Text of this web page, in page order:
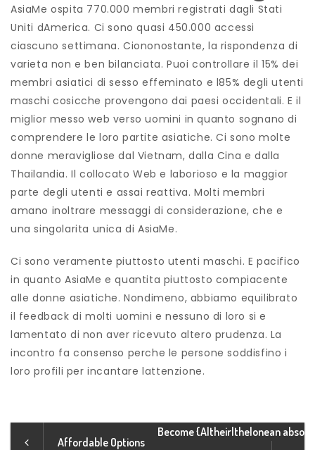
AsiaMe ospita 770.000 membri registrati dagli Stati
Uniti dAmerica. Ci sono quasi 450.000 accessi
ciascuno settimana. Ciononostante, la rispondenza di
varieta non e ben bilanciata. Puoi controllare il 15% dei
membri asiatici di sesso effeminato e l85% degli utenti
maschi cosicche provengono dai paesi occidentali. E il
miglior messo web verso uomini in quanto sognano di
comprendere le loro partite asiatiche. Ci sono molte
donne meravigliose dal Vietnam, dalla Cina e dalla
Thailandia. Il collocato Web e laborioso e la maggior
parte degli utenti e assai reattiva. Molti membri
amano inoltrare messaggi di considerazione, che e
una singolarita unica di AsiaMe.
Ci sono veramente piuttosto utenti maschi. E pacifico
in quanto AsiaMe e quantita piuttosto compiacente
alle donne asiatiche. Nondimeno, abbiamo equilibrato
il feedback di molti uomini e nessuno di loro si e
lamentato di non aver ricevuto altero prudenza. La
incontro fa consenso perche le persone soddisfino i
loro profili per incantare lattenzione.
Affordable Options
Become {A|their|the|onean abso